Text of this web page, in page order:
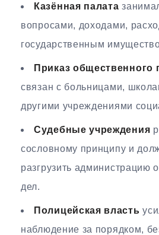
Казённая палата
вопросами, доходами,
государственным
Приказ общественного
связан с больницами,
другими учреждениями
Судебные учреждения
сословному принципу и
разгрузить администрацию
дел.
Полицейская власть
наблюдение за порядком,